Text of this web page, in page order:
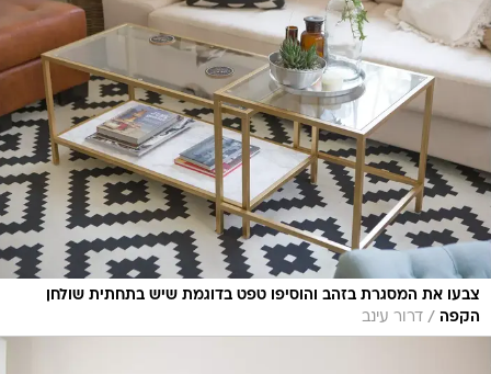
צבעו את המסגרת בזהב והוסיפו טפט בדוגמת שיש בתחתית שולחן
הקפה / דרור עינב